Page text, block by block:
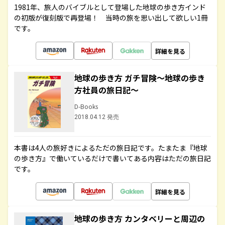
1981年、旅人のバイブルとして登場した地球の歩き方インド
の初版が復刻版で再登場！ 当時の旅を思い出して欲しい1冊
です。
詳細を見る
地球の歩き方 ガチ冒険～地球の歩き
方社員の旅日記～
D-Books
2018.04.12 発売
本書は4人の旅好きによるただの旅日記です。たまたま『地球
の歩き方』で働いているだけで書いてある内容はただの旅日記
です。
詳細を見る
地球の歩き方 カンタベリーと周辺の